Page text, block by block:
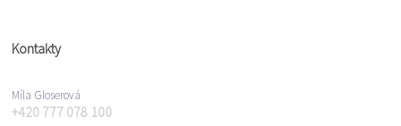
Kontakty
Míla Gloserová
+420 777 078 100